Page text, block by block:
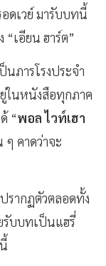
ดเวย์ มารับบทนี้
เอียน ฮาร์ต”
นภารโรงประจำ
ในหนังสือทุกภาค
“พอล ไวท์เฮา
คาดว่าจะ
รากฏตัวตลอดทั้ง
รับบทเป็นแฮรี่